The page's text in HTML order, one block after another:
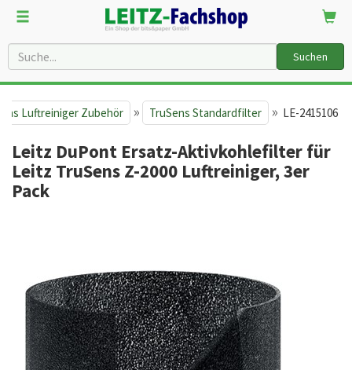
Suchen
Luftreiniger Zubehör » TruSens Standardfilter » LE-2415106
Leitz DuPont Ersatz-Aktivkohlefilter für
Leitz TruSens Z-2000 Luftreiniger, 3er
Pack